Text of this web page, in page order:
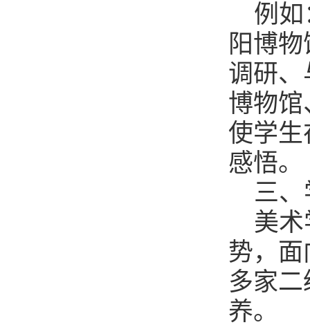
例
阳博
调研
博物
使学
感悟。
三
美
势，面
多家
养。